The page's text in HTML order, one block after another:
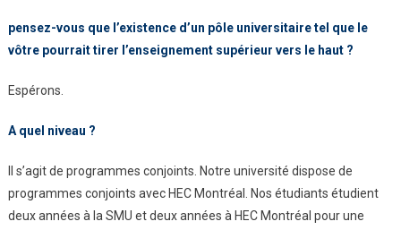
pensez-vous que l’existence d’un pôle universitaire tel que le
vôtre pourrait tirer l’enseignement supérieur vers le haut ?
Espérons.
A quel niveau ?
Il s’agit de programmes conjoints. Notre université dispose de
programmes conjoints avec HEC Montréal. Nos étudiants étudient
deux années à la SMU et deux années à HEC Montréal pour une